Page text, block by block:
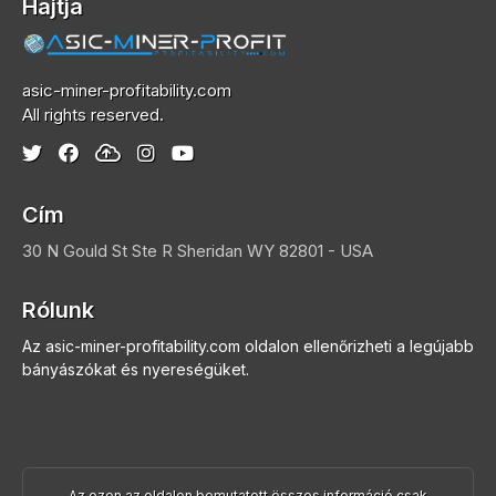
Hajtja
asic-miner-profitability.com
All rights reserved.
Cím
30 N Gould St Ste R Sheridan WY 82801 - USA
Rólunk
Az asic-miner-profitability.com oldalon ellenőrizheti a legújabb
bányászókat és nyereségüket.